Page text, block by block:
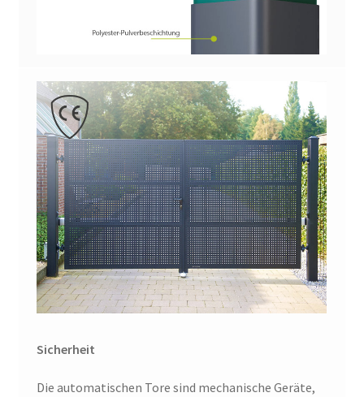
Sicherheit
Die automatischen Tore sind mechanische Geräte,